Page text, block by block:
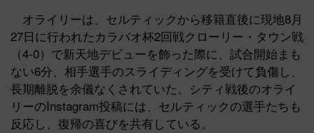
オライリーは、セルティックから移籍直後に現地8月
27日に行われたカラバオ杯2回戦クローリー・タウン戦
（4-0）で新天地デビューを飾った際に、試合開始まも
ない6分、相手選手のスライディングを受けて負傷し、
長期離脱を余儀なくされていた。シティ戦後のオライ
リーのInstagram投稿には、セルティックの選手たちも
反応し、復帰の喜びを共有している。